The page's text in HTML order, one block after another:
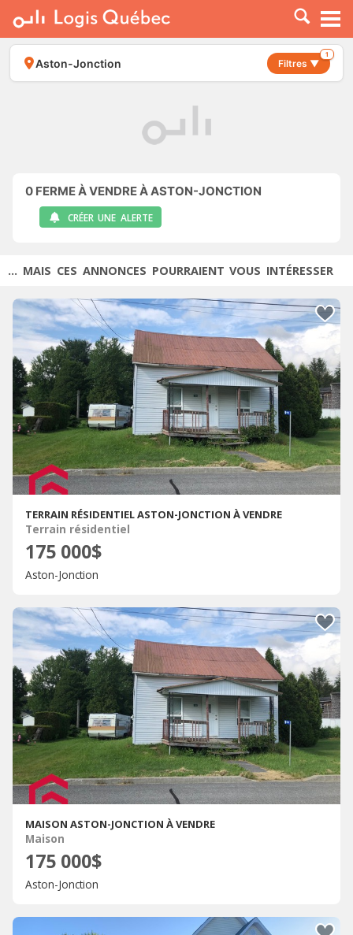
À LOUER
À VENDRE
PLACER UNE ANNONCE
Aston-Jonction Filtres ▼
1
0 FERME À VENDRE À ASTON-JONCTION
CRÉER UNE ALERTE
... MAIS CES ANNONCES POURRAIENT VOUS INTÉRESSER
TERRAIN RÉSIDENTIEL ASTON-JONCTION À VENDRE
Terrain résidentiel
175 000$
Aston-Jonction
MAISON ASTON-JONCTION À VENDRE
Maison
175 000$
Aston-Jonction